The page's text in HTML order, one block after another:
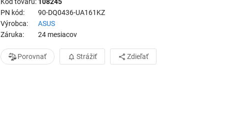
PN kód
90-DQ0436-UA161KZ
Výrobca
ASUS
Záruka
24 mesiacov
Porovnať Strážiť Zdieľať